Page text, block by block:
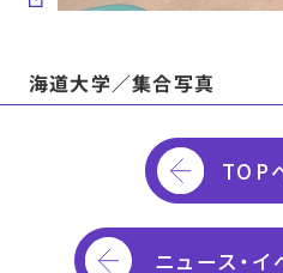
海道大学／集合写真
TOP
ニュース・